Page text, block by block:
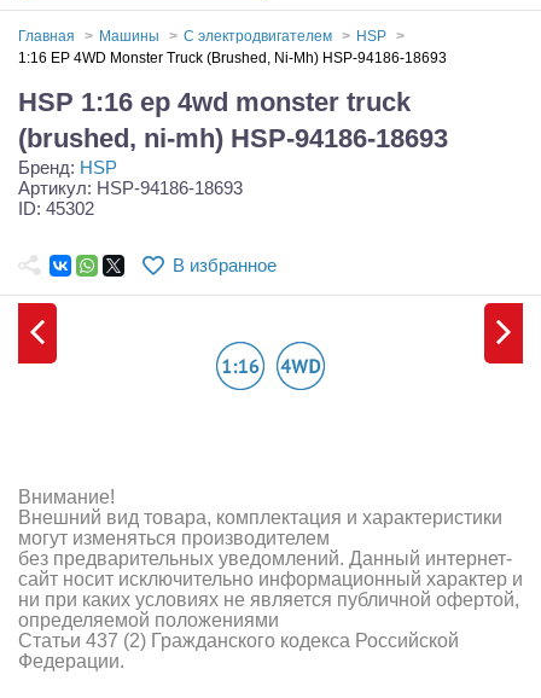
Запчасти и аксессуары
Игрушки
Судомодели
Аккумуляторы и батарейки
Зарядные устройства и блоки питания
Двигатели
Технические жидкости
Главная Машины С электродвигателем
HSP
1:16 EP 4WD Monster Truck (Brushed, Ni-Mh) HSP-94186-18693
HSP 1:16 ep 4wd monster truck
(brushed, ni-mh) HSP-94186-18693
Бренд: HSP
Артикул: HSP-94186-18693
ID: 45302
В избранное
Внимание!
Внешний вид товара, комплектация и характеристики
могут изменяться производителем
без предварительных уведомлений. Данный интернет-
сайт носит исключительно информационный характер и
ни при каких условиях не является публичной офертой,
определяемой положениями
Статьи 437 (2) Гражданского кодекса Российской
Федерации.